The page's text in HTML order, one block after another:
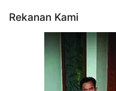
Rekanan Kami